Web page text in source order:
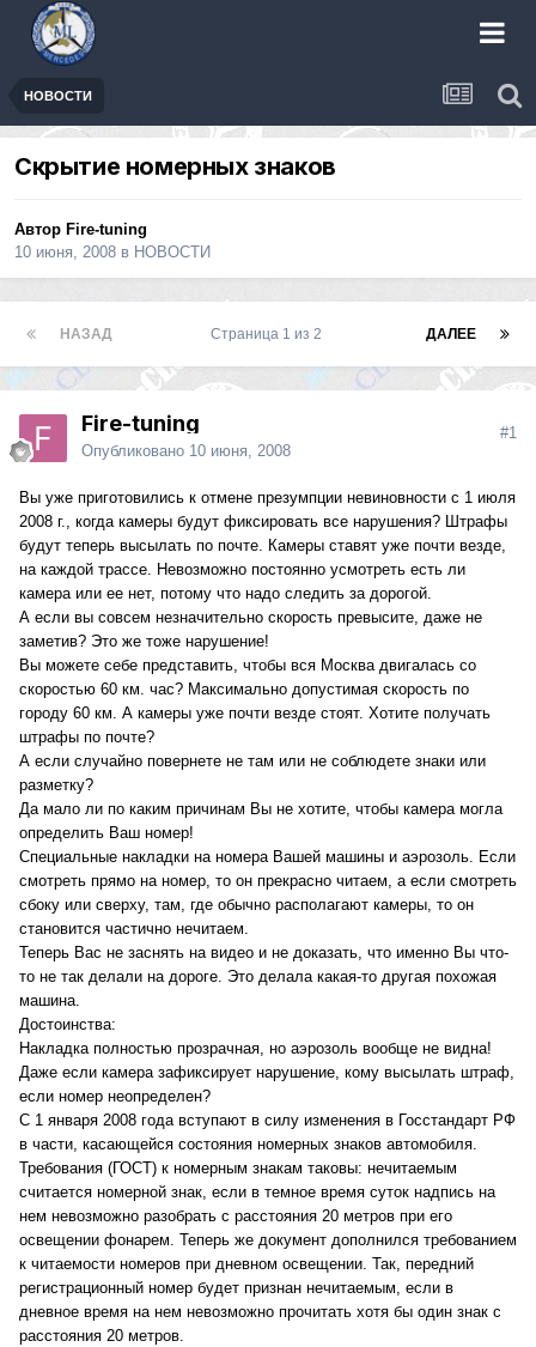
НОВОСТИ
Скрытие номерных знаков
Автор Fire-tuning
10 июня, 2008 в НОВОСТИ
НАЗАД ДАЛЕЕ
Страница 1 из 2
Fire-tuning
Опубликовано 10 июня, 2008
#1
Вы уже приготовились к отмене презумпции невиновности с 1 июля
2008 г., когда камеры будут фиксировать все нарушения? Штрафы
будут теперь высылать по почте. Камеры ставят уже почти везде,
на каждой трассе. Невозможно постоянно усмотреть есть ли
камера или ее нет, потому что надо следить за дорогой.
А если вы совсем незначительно скорость превысите, даже не
заметив? Это же тоже нарушение!
Вы можете себе представить, чтобы вся Москва двигалась со
скоростью 60 км. час? Максимально допустимая скорость по
городу 60 км. А камеры уже почти везде стоят. Хотите получать
штрафы по почте?
А если случайно повернете не там или не соблюдете знаки или
разметку?
Да мало ли по каким причинам Вы не хотите, чтобы камера могла
определить Ваш номер!
Специальные накладки на номера Вашей машины и аэрозоль. Если
смотреть прямо на номер, то он прекрасно читаем, а если смотреть
сбоку или сверху, там, где обычно располагают камеры, то он
становится частично нечитаем.
Теперь Вас не заснять на видео и не доказать, что именно Вы что-
то не так делали на дороге. Это делала какая-то другая похожая
машина.
Достоинства:
Накладка полностью прозрачная, но аэрозоль вообще не видна!
Даже если камера зафиксирует нарушение, кому высылать штраф,
если номер неопределен?
С 1 января 2008 года вступают в силу изменения в Госстандарт РФ
в части, касающейся состояния номерных знаков автомобиля.
Требования (ГОСТ) к номерным знакам таковы: нечитаемым
считается номерной знак, если в темное время суток надпись на
нем невозможно разобрать с расстояния 20 метров при его
освещении фонарем. Теперь же документ дополнился требованием
к читаемости номеров при дневном освещении. Так, передний
регистрационный номер будет признан нечитаемым, если в
дневное время на нем невозможно прочитать хотя бы один знак с
расстояния 20 метров.